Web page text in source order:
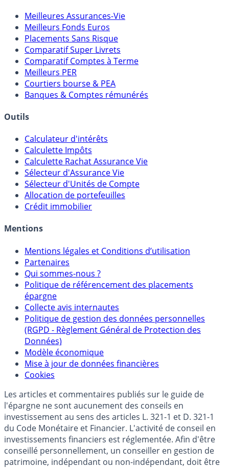
Meilleures Assurances-Vie
Meilleurs Fonds Euros
Placements Sans Risque
Comparatif Super Livrets
Comparatif Comptes à Terme
Meilleurs PER
Courtiers bourse & PEA
Banques & Comptes rémunérés
Outils
Calculateur d'intérêts
Calculette Impôts
Calculette Rachat Assurance Vie
Sélecteur d'Assurance Vie
Sélecteur d'Unités de Compte
Allocation de portefeuilles
Crédit immobilier
Mentions
Mentions légales et Conditions d’utilisation
Partenaires
Qui sommes-nous ?
Politique de référencement des placements
épargne
Collecte avis internautes
Politique de gestion des données personnelles
(RGPD - Règlement Général de Protection des
Données)
Modèle économique
Mise à jour de données financières
Cookies
Les articles et commentaires publiés sur le guide de
l'épargne ne sont aucunement des conseils en
investissement au sens des articles L. 321-1 et D. 321-1
du Code Monétaire et Financier. L'activité de conseil en
investissements financiers est réglementée. Afin d'être
conseillé personnellement, un conseiller en gestion de
patrimoine, indépendant ou non-indépendant, doit être